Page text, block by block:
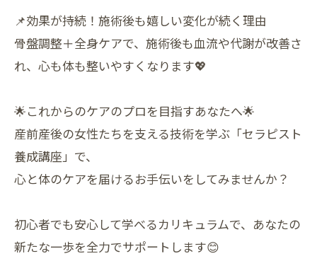
📌効果が持続！施術後も嬉しい変化が続く理由
骨盤調整＋全身ケアで、施術後も血流や代謝が改善さ
れ、心も体も整いやすくなります💖
🌟これからのケアのプロを目指すあなたへ🌟
産前産後の女性たちを支える技術を学ぶ「セラピスト
養成講座」で、
心と体のケアを届けるお手伝いをしてみませんか？
初心者でも安心して学べるカリキュラムで、あなたの
新たな一歩を全力でサポートします😊